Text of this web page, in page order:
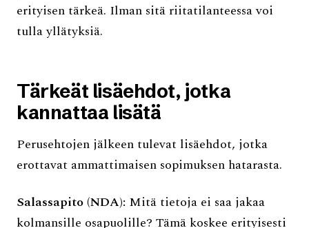
erityisen tärkeä. Ilman sitä riitatilanteessa voi
tulla yllätyksiä.
Tärkeät lisäehdot, jotka
kannattaa lisätä
Perusehtojen jälkeen tulevat lisäehdot, jotka
erottavat ammattimaisen sopimuksen hatarasta.
Salassapito (NDA): Mitä tietoja ei saa jakaa
kolmansille osapuolille? Tämä koskee erityisesti